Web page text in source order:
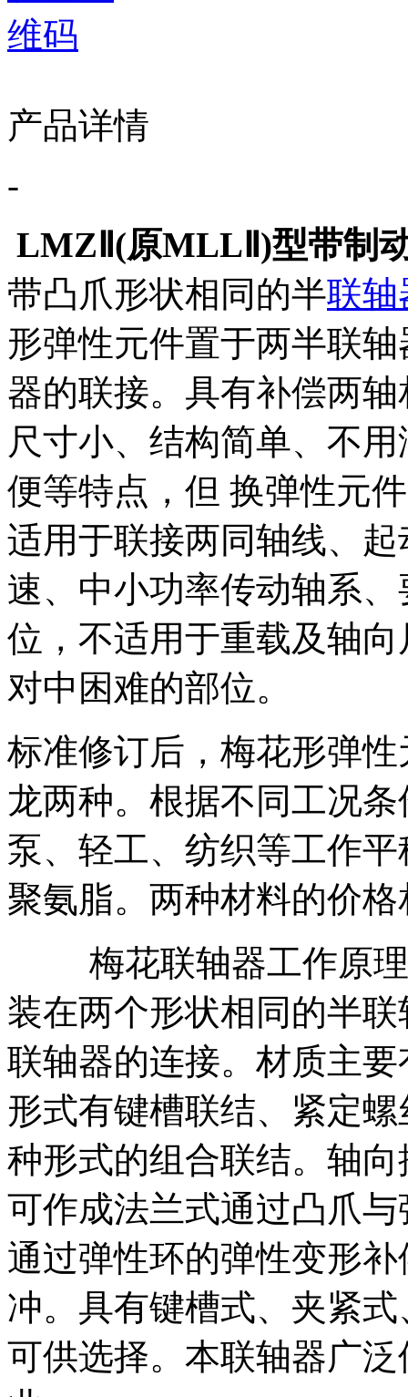
产品详情
-
LMZⅡ(原MLLⅡ)型带制
带凸爪形状相同的半联轴
形弹性元件置于两半联
器的联接。具有补偿两
尺寸小、结构简单、不
便等特点，但 换弹性元
适用于联接两同轴线、
速、中小功率传动轴系
位，不适用于重载及轴
对中困难的部位。
标准修订后，梅花形弹
龙两种。根据不同工况
泵、轻工、纺织等工作
聚氨脂。两种材料的价
梅花联轴器工作原理
装在两个形状相同的半
联轴器的连接。材质主
形式有键槽联结、紧定
种形式的组合联结。轴
可作成法兰式通过凸爪
通过弹性环的弹性变形
冲。具有键槽式、夹紧
可供选择。本联轴器广